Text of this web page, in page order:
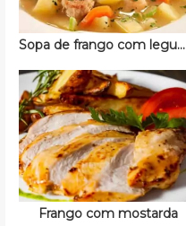
Sopa de frango com legumes
Frango com mostarda